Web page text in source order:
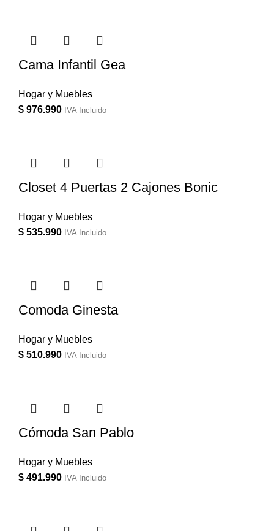
Cama Infantil Gea
Hogar y Muebles
$ 976.990 IVA Incluido
Closet 4 Puertas 2 Cajones Bonic
Hogar y Muebles
$ 535.990 IVA Incluido
Comoda Ginesta
Hogar y Muebles
$ 510.990 IVA Incluido
Cómoda San Pablo
Hogar y Muebles
$ 491.990 IVA Incluido